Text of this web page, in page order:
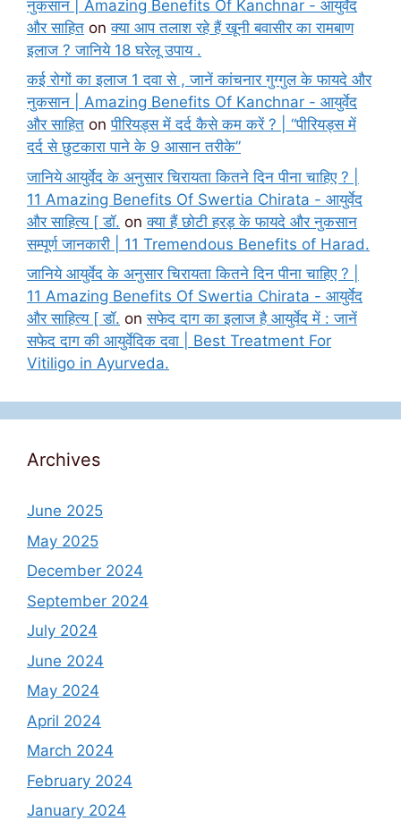
नुकसान | Amazing Benefits Of Kanchnar - आयुर्वेद
और साहित onक्या आप तलाश रहे हैं खूनी बवासीर का रामबाण
इलाज ? जानिये 18 घरेलू उपाय .
कई रोगों का इलाज 1 दवा से , जानें कांचनार गुग्गुल के फायदे और
नुकसान | Amazing Benefits Of Kanchnar - आयुर्वेद
और साहित onपीरियड्स में दर्द कैसे कम करें ? | “पीरियड्स में
दर्द से छुटकारा पाने के 9 आसान तरीके”
जानिये आयुर्वेद के अनुसार चिरायता कितने दिन पीना चाहिए ? |
11 Amazing Benefits Of Swertia Chirata - आयुर्वेद
और साहित्य [ डॉ. onक्या हैं छोटी हरड़ के फायदे और नुकसान
सम्पूर्ण जानकारी | 11 Tremendous Benefits of Harad.
जानिये आयुर्वेद के अनुसार चिरायता कितने दिन पीना चाहिए ? |
11 Amazing Benefits Of Swertia Chirata - आयुर्वेद
और साहित्य [ डॉ. onसफेद दाग का इलाज है आयुर्वेद में : जानें
सफेद दाग की आयुर्वेदिक दवा | Best Treatment For
Vitiligo in Ayurveda.
Archives
June 2025
May 2025
December 2024
September 2024
July 2024
June 2024
May 2024
April 2024
March 2024
February 2024
January 2024